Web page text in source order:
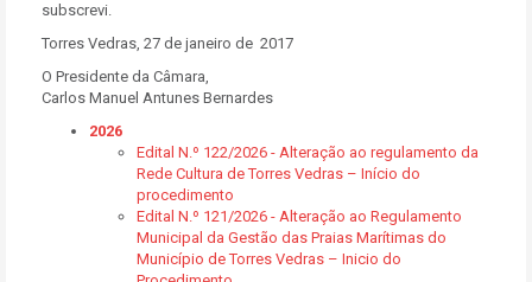
subscrevi.
Torres Vedras, 27 de janeiro de 2017
O Presidente da Câmara,
Carlos Manuel Antunes Bernardes
2026
Edital N.º 122/2026 - Alteração ao regulamento da
Rede Cultura de Torres Vedras – Início do
procedimento
Edital N.º 121/2026 - Alteração ao Regulamento
Municipal da Gestão das Praias Marítimas do
Município de Torres Vedras – Inicio do